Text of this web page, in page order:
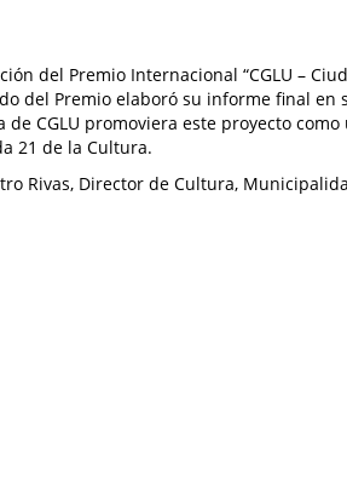
del Premio Internacional “CGLU –
del Premio elaboró su informe final en
CGLU promoviera este proyecto
21 de la Cultura.
Rivas, Director de Cultura,